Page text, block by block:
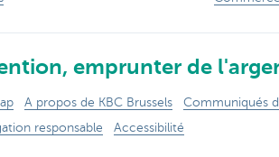
emprunter de
A propos de KBC Brussels Communiqués
responsable
Accessibilité